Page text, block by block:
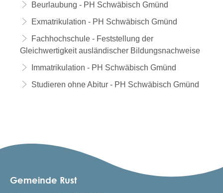
Beurlaubung - PH Schwäbisch Gmünd
Exmatrikulation - PH Schwäbisch Gmünd
Fachhochschule - Feststellung der
Gleichwertigkeit ausländischer Bildungsnachweise
Immatrikulation - PH Schwäbisch Gmünd
Studieren ohne Abitur - PH Schwäbisch Gmünd
Gemeinde Rust